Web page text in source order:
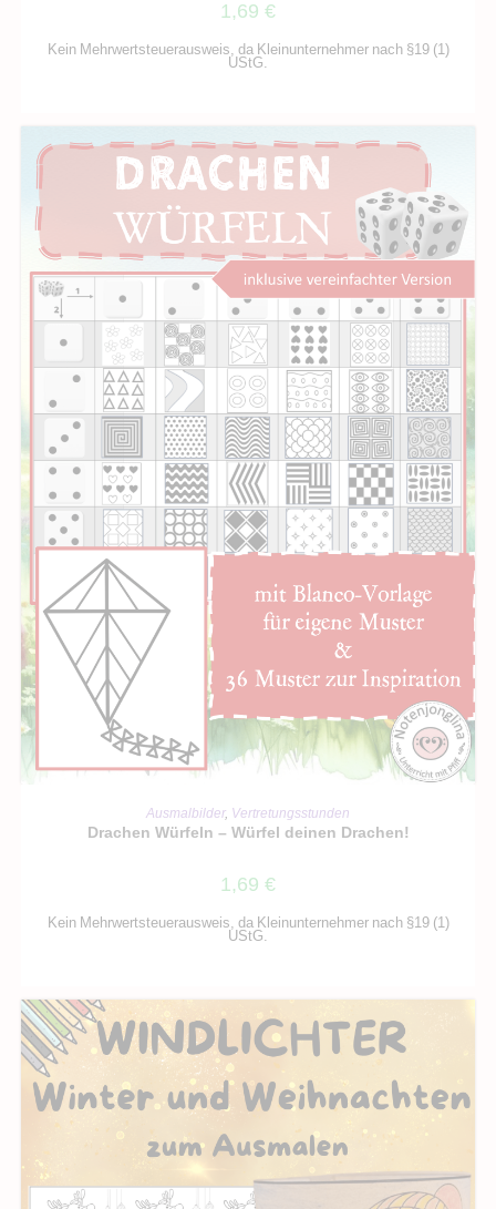
1,69 €
Kein Mehrwertsteuerausweis, da Kleinunternehmer nach §19 (1)
UStG.
IN DEN WARENKORB
Ausmalbilder, Vertretungsstunden
Drachen Würfeln – Würfel deinen Drachen!
1,69 €
Kein Mehrwertsteuerausweis, da Kleinunternehmer nach §19 (1)
UStG.